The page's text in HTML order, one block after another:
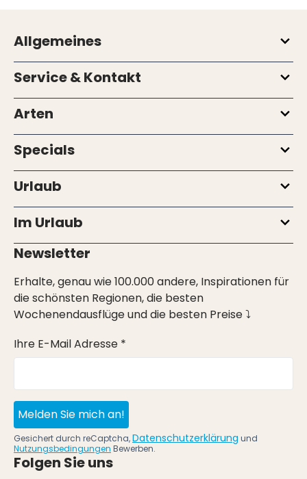
Allgemeines
Service & Kontakt
Arten
Specials
Urlaub
Im Urlaub
Newsletter
Erhalte, genau wie 100.000 andere, Inspirationen für
die schönsten Regionen, die besten
Wochenendausflüge und die besten Preise ⤵
Ihre E-Mail Adresse *
Melden Sie mich an!
Gesichert durch reCaptcha,Datenschutzerklärung und
Nutzungsbedingungen Bewerben.
Folgen Sie uns